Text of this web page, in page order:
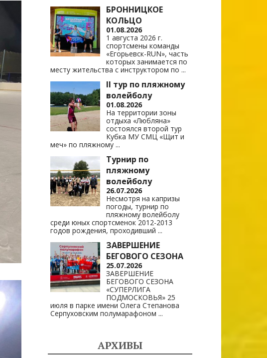
БРОННИЦКОЕ
КОЛЬЦО
01.08.2026
1 августа 2026 г.
спортсмены команды
«Егорьевск-RUN», часть
которых занимается по
месту жительства с инструктором по ...
II тур по пляжному
волейболу
01.08.2026
На территории зоны
отдыха «Любляна»
состоялся второй тур
Кубка МУ СМЦ «Щит и
меч» по пляжному ...
Турнир по
пляжному
волейболу
26.07.2026
Несмотря на капризы
погоды, турнир по
пляжному волейболу
среди юных спортсменок 2012-2013
годов рождения, проходивший ...
ЗАВЕРШЕНИЕ
БЕГОВОГО СЕЗОНА
25.07.2026
ЗАВЕРШЕНИЕ
БЕГОВОГО СЕЗОНА
«СУПЕРЛИГА
ПОДМОСКОВЬЯ» 25
июля в парке имени Олега Степанова
Серпуховским полумарафоном ...
АРХИВЫ